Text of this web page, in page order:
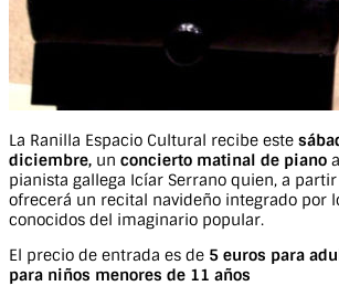
La Ranilla Espacio Cultural recibe este
diciembre, un concierto matinal de piano
pianista gallega Icíar Serrano quien, a
ofrecerá un recital navideño integrado por
conocidos del imaginario popular.
El precio de entrada es de 5 euros para
para niños menores de 11 años